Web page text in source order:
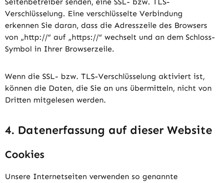
Verschlüsselung. Eine verschlüsselte Verbindung
erkennen Sie daran, dass die Adresszeile des Browsers
von „http://“ auf „https://“ wechselt und an dem Schloss-
Symbol in Ihrer Browserzeile.
Wenn die SSL- bzw. TLS-Verschlüsselung aktiviert ist,
können die Daten, die Sie an uns übermitteln, nicht von
Dritten mitgelesen werden.
4. Datenerfassung auf dieser Website
Cookies
Unsere Internetseiten verwenden so genannte